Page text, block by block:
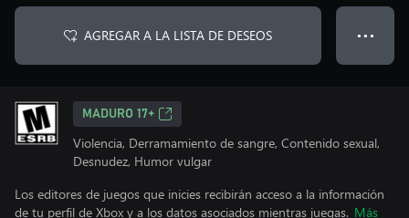
AGREGAR A LA LISTA DE DESEOS ● ● ●
MADURO 17+
Violencia, Derramamiento de sangre, Contenido sexual,
Desnudez, Humor vulgar
Los editores de juegos que inicies recibirán acceso a la información
de tu perfil de Xbox y a los datos asociados mientras juegas. Más